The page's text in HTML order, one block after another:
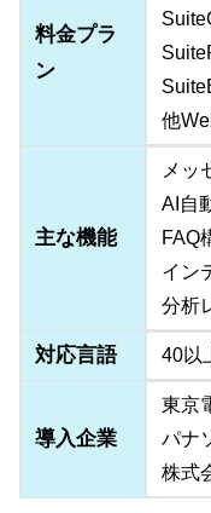
料金プラ
ン
他
主な機能
メッ
AI自
FAQ
イン
分析
対応言語 40以
導入企業
東京
パナ
株式